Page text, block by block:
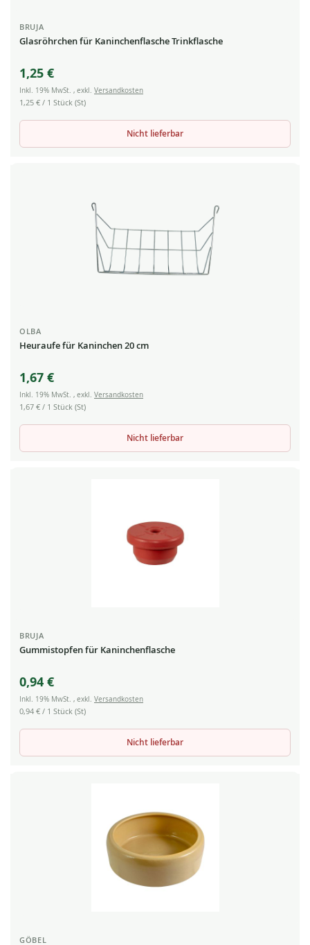
BRUJA
Glasröhrchen für Kaninchenflasche Trinkflasche
1,25 €
Inkl. 19% MwSt. , exkl. Versandkosten
1,25 € / 1 Stück (St)
Nicht lieferbar
OLBA
Heuraufe für Kaninchen 20 cm
1,67 €
Inkl. 19% MwSt. , exkl. Versandkosten
1,67 € / 1 Stück (St)
Nicht lieferbar
BRUJA
Gummistopfen für Kaninchenflasche
0,94 €
Inkl. 19% MwSt. , exkl. Versandkosten
0,94 € / 1 Stück (St)
Nicht lieferbar
GÖBEL